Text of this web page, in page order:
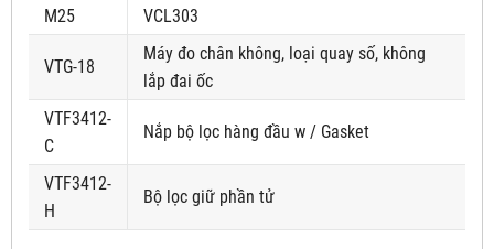
M25
VCL303
VTG-18
Máy đo chân không, loại quay số, không
lắp đai ốc
VTF3412-
C
Nắp bộ lọc hàng đầu w / Gasket
VTF3412-
H
Bộ lọc giữ phần tử